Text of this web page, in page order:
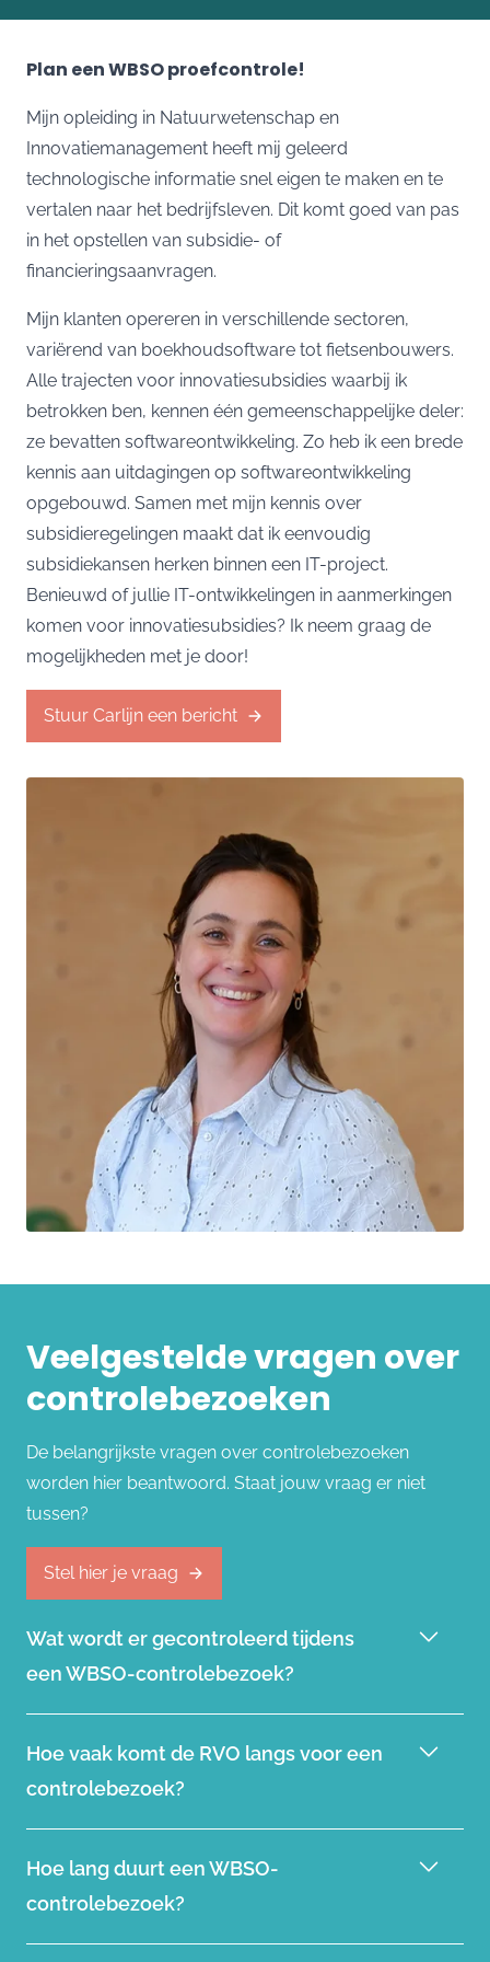
Plan een WBSO proefcontrole!
Mijn opleiding in Natuurwetenschap en
Innovatiemanagement heeft mij geleerd
technologische informatie snel eigen te maken en te
vertalen naar het bedrijfsleven. Dit komt goed van pas
in het opstellen van subsidie- of
financieringsaanvragen.
Mijn klanten opereren in verschillende sectoren,
variërend van boekhoudsoftware tot fietsenbouwers.
Alle trajecten voor innovatiesubsidies waarbij ik
betrokken ben, kennen één gemeenschappelijke deler:
ze bevatten softwareontwikkeling. Zo heb ik een brede
kennis aan uitdagingen op softwareontwikkeling
opgebouwd. Samen met mijn kennis over
subsidieregelingen maakt dat ik eenvoudig
subsidiekansen herken binnen een IT-project.
Benieuwd of jullie IT-ontwikkelingen in aanmerkingen
komen voor innovatiesubsidies? Ik neem graag de
mogelijkheden met je door!
Stuur Carlijn een bericht
Veelgestelde vragen over
controlebezoeken
De belangrijkste vragen over controlebezoeken
worden hier beantwoord. Staat jouw vraag er niet
tussen?
Stel hier je vraag
Wat wordt er gecontroleerd tijdens
een WBSO-controlebezoek?
ingediende WBSO-aanvraag. Dit omvat de
urenregistratie, voortgang van projecten en
Hoe vaak komt de RVO langs voor een
controlebezoek?
steekproefsgewijs uitgevoerd of als de RVO twijfels
heeft over de administratie of aanvraag.
Hoe lang duurt een WBSO-
controlebezoek?